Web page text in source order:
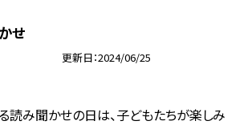
せ
更新日 2024/06/25
読み聞かせの日は、子どもたちが楽しみ